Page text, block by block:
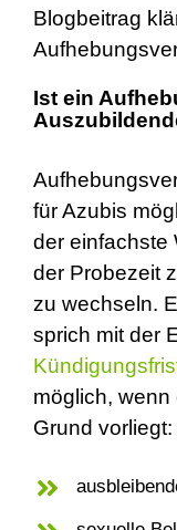
Blogbeitrag
Ist ein
für Azubis
der einfachste
der Probezeit
zu wechseln.
sprich mit der
möglich,
Grund vorliegt: